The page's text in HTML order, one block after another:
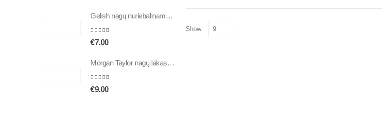
Show:
Gelish nagų nuriebalinamasis skystis 15ml. (Ph Bond) 01206
€7.00
Morgan Taylor nagų lakas Could Have Foiled Me 15ml. 50070
€9.00